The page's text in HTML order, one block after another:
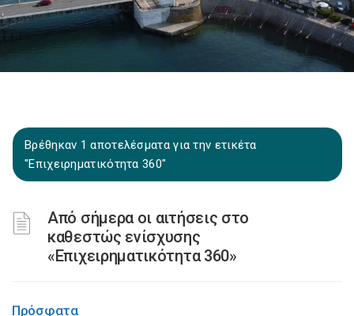
Βρέθηκαν 1 αποτελέσματα για την ετικέτα
"Επιχειρηματικότητα 360"
Από σήμερα οι αιτήσεις στο
καθεστώς ενίσχυσης
«Επιχειρηματικότητα 360»
Πρόσφατα